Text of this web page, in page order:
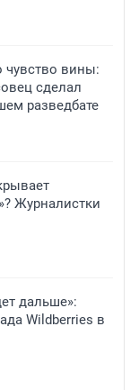
чувство вины:
сделал
разведбате
Журналистки
дальше»:
Wildberries в